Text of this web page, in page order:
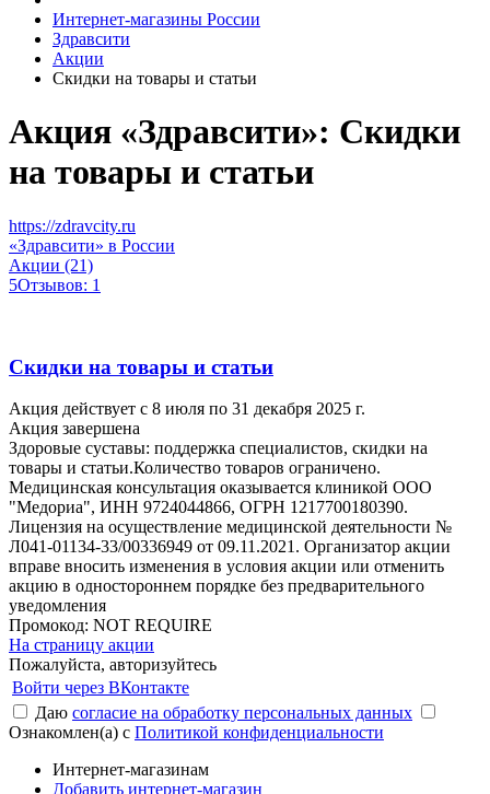
Интернет-магазины России
Здравсити
Акции
Скидки на товары и статьи
Акция «Здравсити»: Скидки
на товары и статьи
https://zdravcity.ru
«Здравсити» в России
Акции (21)
5Отзывов: 1
Скидки на товары и статьи
Акция действует с 8 июля по 31 декабря 2025 г.
Акция завершена
Здоровые суставы: поддержка специалистов, скидки на
товары и статьи.Количество товаров ограничено.
Медицинская консультация оказывается клиникой ООО
"Медориа", ИНН 9724044866, ОГРН 1217700180390.
Лицензия на осуществление медицинской деятельности №
Л041-01134-33/00336949 от 09.11.2021. Организатор акции
вправе вносить изменения в условия акции или отменить
акцию в одностороннем порядке без предварительного
уведомления
Промокод: NOT REQUIRE
На страницу акции
Пожалуйста, авторизуйтесь
Войти через ВКонтакте
Даю согласие на обработку персональных данных
Ознакомлен(а) с Политикой конфиденциальности
Интернет-магазинам
Добавить интернет-магазин